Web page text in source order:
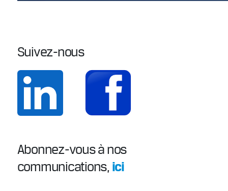
Suivez-nous
Abonnez-vous à nos
communications, ici